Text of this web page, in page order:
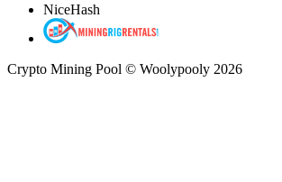
NiceHash
Crypto Mining Pool © Woolypooly 2026